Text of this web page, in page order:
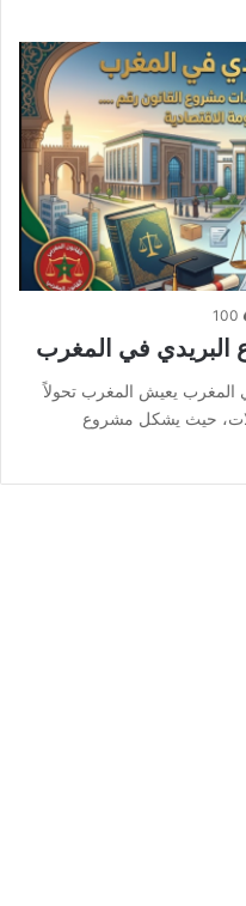
100
في المغرب يعيش المغرب تحولاً
حيث يشكل مشروع